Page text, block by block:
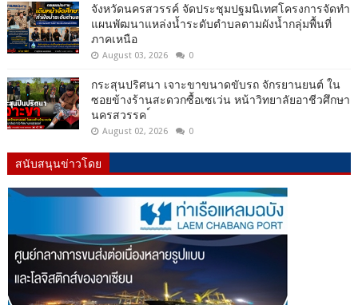
จังหวัดนครสวรรค์ จัดประชุมปฐมนิเทศโครงการจัดทำ
แผนพัฒนาแหล่งน้ำระดับตำบลตามผังน้ำกลุ่มพื้นที่
ภาคเหนือ
August 03, 2026 0
กระสุนปริศนา เจาะขาขนาดขับรถ จักรยานยนต์ ใน
ซอยข้างร้านสะดวกซื้อเซเว่น หน้าวิทยาลัยอาชีวศึกษา
นครสวรรค ์
August 02, 2026 0
สนับสนุนข่าวโดย